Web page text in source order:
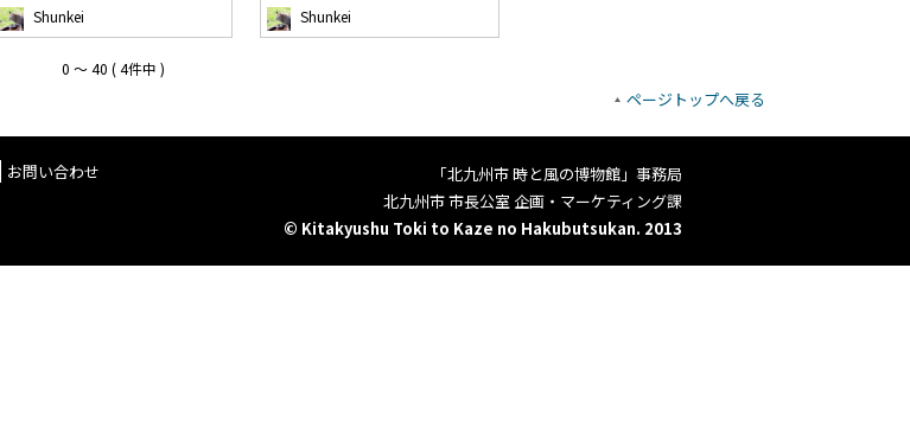
Shunkei Shunkei
0 〜 40 ( 4件中 )
ページトップへ戻る
お問い合わせ
「北九州市 時と風の博物館」事務局
北九州市 市長公室 企画・マーケティング課
© Kitakyushu Toki to Kaze no Hakubutsukan. 2013